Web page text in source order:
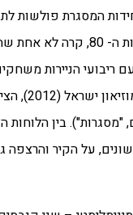
המסגרת פולשות
ישרה. בכל המקרים, תפקודה ההיסטורי ה"שמרני" של המסגרת
הניירות
לעתים בצמוד לריבוע-הנייר,
בין הלוחות
על הקיר והרצפה